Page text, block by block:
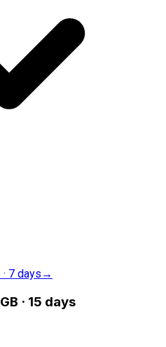
· 7 days →
· 15 days